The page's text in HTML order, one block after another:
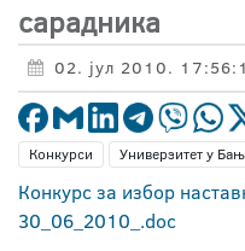
сарадника
02. јул 2010.
Конкурси Универзитет у
Конкурс за избор
30_06_2010_.doc